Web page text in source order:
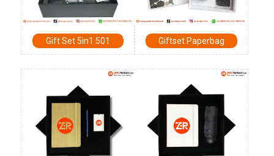
Gift Set 5in1 501 Giftset Paperbag